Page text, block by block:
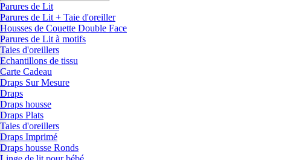
Parures de Lit
Parures de Lit + Taie d'oreiller
Housses de Couette Double Face
Parures de Lit à motifs
Taies d'oreillers
Echantillons de tissu
Carte Cadeau
Draps Sur Mesure
Draps
Draps housse
Draps Plats
Taies d'oreillers
Draps Imprimé
Draps housse Ronds